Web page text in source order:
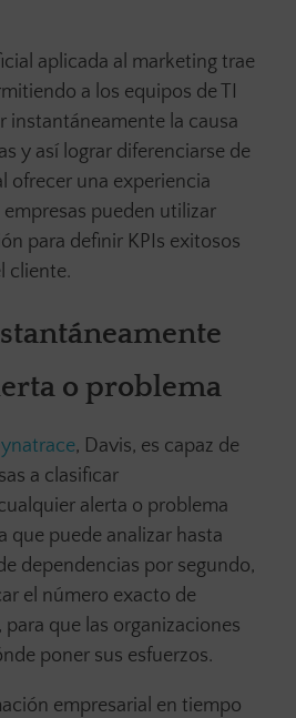
aplicada al marketing trae
a los equipos de TI
instantáneamente la causa
y así lograr diferenciarse de
ofrecer una experiencia
pueden utilizar
para definir KPIs exitosos
cliente.
o problema
, Davis, es capaz de
a clasificar
alerta o problema
que puede analizar hasta
dependencias por segundo,
el número exacto de
que las organizaciones
poner sus esfuerzos.
empresarial en tiempo